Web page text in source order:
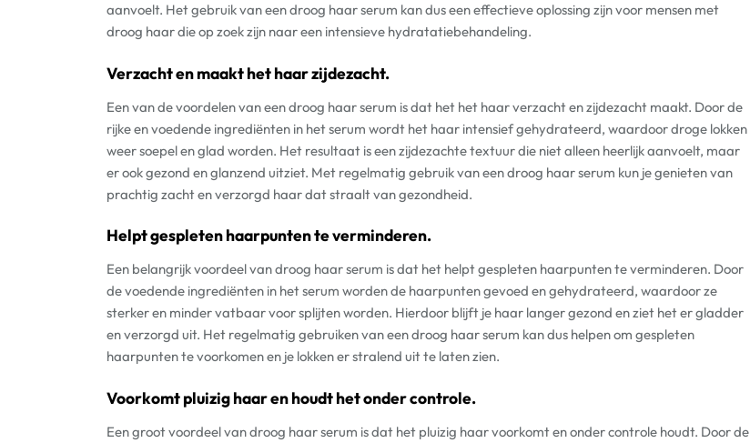
aanvoelt. Het gebruik van een droog haar serum kan dus een effectieve oplossing zijn voor mensen met
droog haar die op zoek zijn naar een intensieve hydratatiebehandeling.
Verzacht en maakt het haar zijdezacht.
Een van de voordelen van een droog haar serum is dat het het haar verzacht en zijdezacht maakt. Door de
rijke en voedende ingrediënten in het serum wordt het haar intensief gehydrateerd, waardoor droge lokken
weer soepel en glad worden. Het resultaat is een zijdezachte textuur die niet alleen heerlijk aanvoelt, maar
er ook gezond en glanzend uitziet. Met regelmatig gebruik van een droog haar serum kun je genieten van
prachtig zacht en verzorgd haar dat straalt van gezondheid.
Helpt gespleten haarpunten te verminderen.
Een belangrijk voordeel van droog haar serum is dat het helpt gespleten haarpunten te verminderen. Door
de voedende ingrediënten in het serum worden de haarpunten gevoed en gehydrateerd, waardoor ze
sterker en minder vatbaar voor splijten worden. Hierdoor blijft je haar langer gezond en ziet het er gladder
en verzorgd uit. Het regelmatig gebruiken van een droog haar serum kan dus helpen om gespleten
haarpunten te voorkomen en je lokken er stralend uit te laten zien.
Voorkomt pluizig haar en houdt het onder controle.
Een groot voordeel van droog haar serum is dat het pluizig haar voorkomt en onder controle houdt. Door de